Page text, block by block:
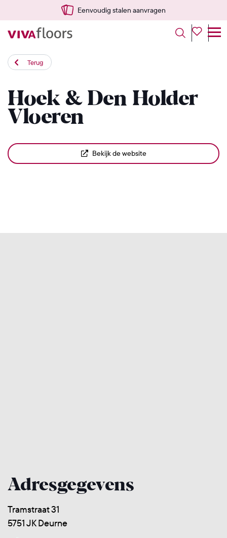
Eenvoudig stalen aanvragen
Terug
Hoek & Den Holder
Vloeren
Bekijk de website
Adresgegevens
Tramstraat 31
5751 JK Deurne